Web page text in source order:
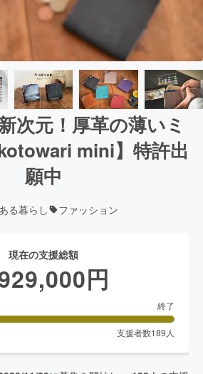
次元！厚革の薄いミ
mini】特許出
願中
る暮らし ファッション
現在の支援総額
円
終了
支援者数189 人